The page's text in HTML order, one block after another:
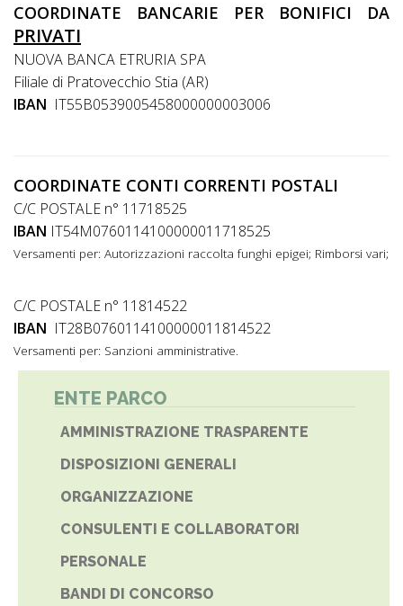
COORDINATE BANCARIE PER BONIFICI DA
PRIVATI
NUOVA BANCA ETRURIA SPA
Filiale di Pratovecchio Stia (AR)
IBAN IT55B0539005458000000003006
COORDINATE CONTI CORRENTI POSTALI
C/C POSTALE n° 11718525
IBAN IT54M0760114100000011718525
Versamenti per: Autorizzazioni raccolta funghi epigei; Rimborsi vari;
C/C POSTALE n° 11814522
IBAN IT28B0760114100000011814522
Versamenti per: Sanzioni amministrative.
ENTE PARCO
AMMINISTRAZIONE TRASPARENTE
DISPOSIZIONI GENERALI
ORGANIZZAZIONE
CONSULENTI E COLLABORATORI
PERSONALE
BANDI DI CONCORSO